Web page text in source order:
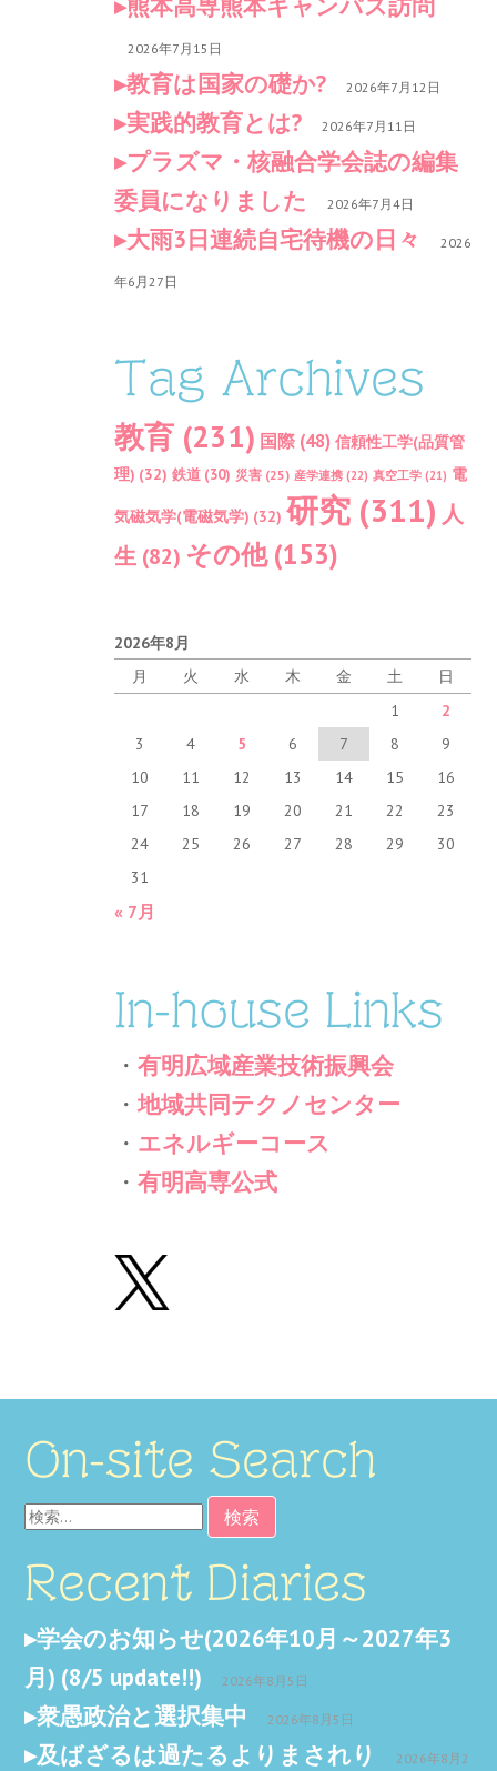
2026年7月15日
教育は国家の礎か? 2026年7月12日
実践的教育とは? 2026年7月11日
プラズマ・核融合学会誌の編集
委員になりました
2026年7月4日
大雨3日連続自宅待機の日々 2026
年6月27日
Tag Archives
教育 (231) 国際 (48) 信頼性工学(品質管
理) (32) 鉄道 (30) 災害 (25) 産学連携 (22) 真空工学 (21) 電
気磁気学(電磁気学) (32) 研究 (311) 人
生 (82) その他(153)
2026年8月
月
火 水 木 金 土
日
1
2
3
4 5 6 7 8
9
10
11 12 13 14 15
16
17
18 19 20 21 22
23
24
25 26 27 28 29
30
31
« 7月
In-house Links
・有明広域産業技術振興会
・地域共同テクノセンター
・ エネルギーコース
・有明高専公式
On-site Search
検
索:
Recent Diaries
学会のお知らせ(2026年10月～2027年3
月) (8/5 update!!)
2026年8月5日
衆愚政治と選択集中 2026年8月5日
及ばざるは過たるよりまされり 2026年8月2